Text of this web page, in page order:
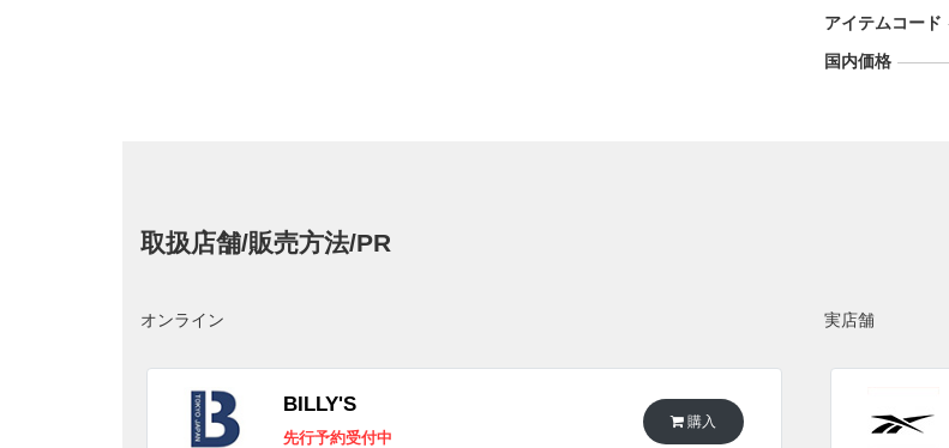
アイテムコード
国内価格
取扱店舗/販売方法/PR
オンライン
BILLY'S
先行予約受付中
購入
実店舗